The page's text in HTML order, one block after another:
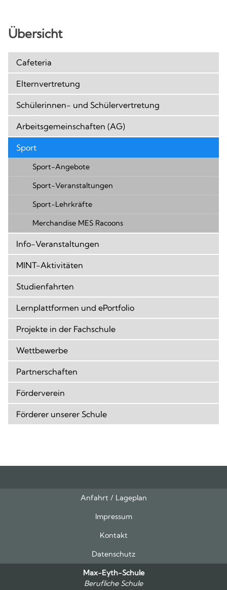
Übersicht
Cafeteria
Elternvertretung
Schülerinnen- und Schülervertretung
Arbeitsgemeinschaften (AG)
Sport
Sport-Angebote
Sport-Veranstaltungen
Sport-Lehrkräfte
Merchandise MES Racoons
Info-Veranstaltungen
MINT-Aktivitäten
Studienfahrten
Lernplattformen und ePortfolio
Projekte in der Fachschule
Wettbewerbe
Partnerschaften
Förderverein
Förderer unserer Schule
Anfahrt / Lageplan
Impressum
Kontakt
Datenschutz
Feedsoben
Max-Eyth-Schule
Berufliche Schule